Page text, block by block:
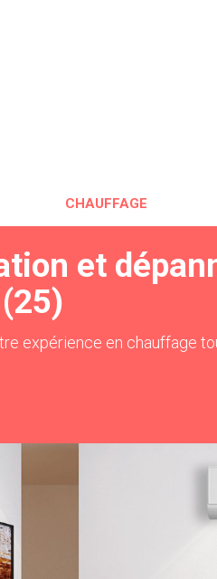
CHAUFFAGE
et
expérience en chauffage